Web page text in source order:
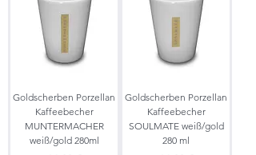
Goldscherben Porzellan
Kaffeebecher
MUNTERMACHER
weiß/gold 280ml
Goldscherben Porzellan
Kaffeebecher
SOULMATE weiß/gold
280 ml